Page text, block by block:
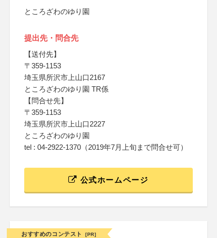
ところざわのゆり園
提出先・問合先
【送付先】
〒359-1153
埼玉県所沢市上山口2167
ところざわのゆり園 TR係
【問合せ先】
〒359-1153
埼玉県所沢市上山口2227
ところざわのゆり園
tel : 04-2922-1370（2019年7月上旬まで問合せ可）
公式ホームページ
おすすめのコンテスト [PR]